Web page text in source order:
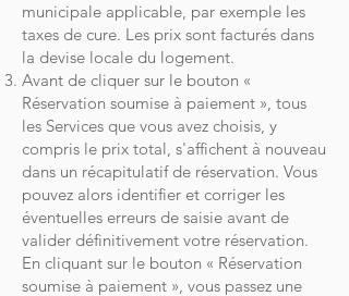
municipale applicable, par exemple les
taxes de cure. Les prix sont facturés dans
la devise locale du logement.
Avant de cliquer sur le bouton «
Réservation soumise à paiement », tous
les Services que vous avez choisis, y
compris le prix total, s'affichent à nouveau
dans un récapitulatif de réservation. Vous
pouvez alors identifier et corriger les
éventuelles erreurs de saisie avant de
valider définitivement votre réservation.
En cliquant sur le bouton « Réservation
soumise à paiement », vous passez une